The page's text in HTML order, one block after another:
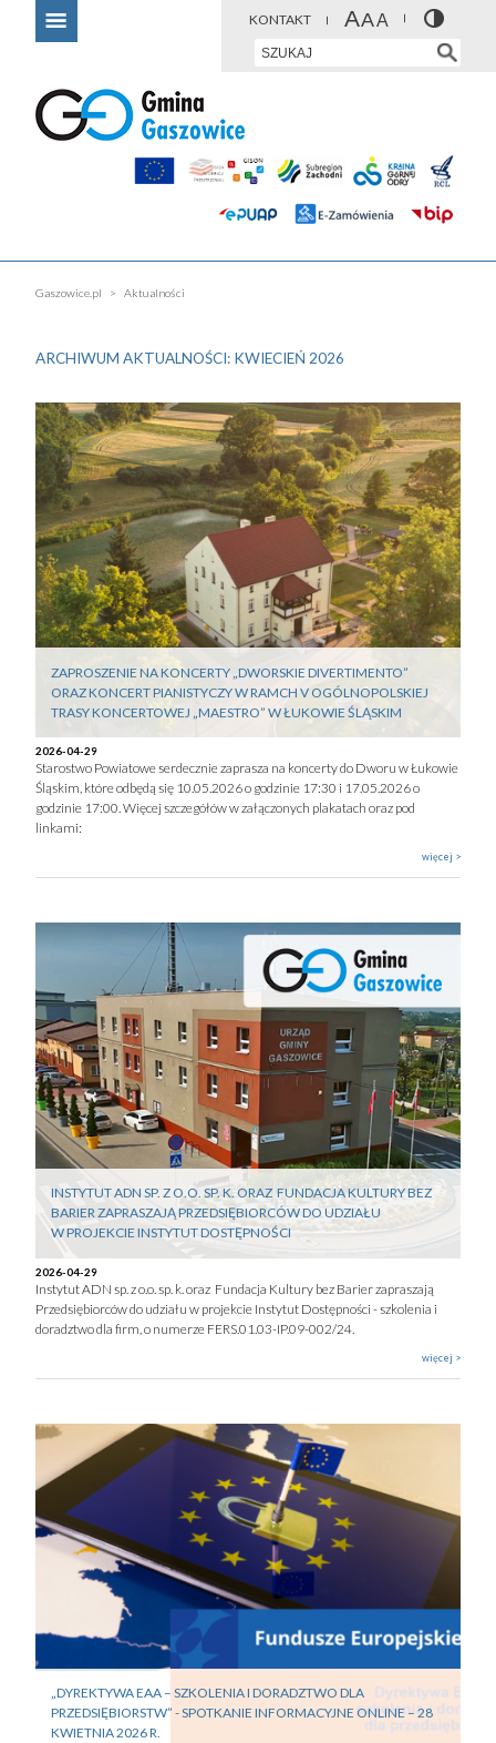
KONTAKT
Gaszowice.pl Aktualności
ARCHIWUM AKTUALNOŚCI: KWIECIEŃ 2026
ZAPROSZENIE NA KONCERTY „DWORSKIE DIVERTIMENTO”
ORAZ KONCERT PIANISTYCZY W RAMCH V OGÓLNOPOLSKIEJ
TRASY KONCERTOWEJ „MAESTRO” W ŁUKOWIE ŚLĄSKIM
2026-04-29
Starostwo Powiatowe serdecznie zaprasza na koncerty do Dworu w Łukowie
Śląskim, które odbędą się 10.05.2026 o godzinie 17:30 i 17.05.2026 o
godzinie 17:00. Więcej szczegółów w załączonych plakatach oraz pod
linkami:
więcej >
INSTYTUT ADN SP. Z O.O. SP. K. ORAZ FUNDACJA KULTURY BEZ
BARIER ZAPRASZAJĄ PRZEDSIĘBIORCÓW DO UDZIAŁU
W PROJEKCIE INSTYTUT DOSTĘPNOŚCI
2026-04-29
Instytut ADN sp. z o.o. sp. k. oraz Fundacja Kultury bez Barier zapraszają
Przedsiębiorców do udziału w projekcie Instytut Dostępności - szkolenia i
doradztwo dla firm, o numerze FERS.01.03-IP.09-002/24.
więcej >
„DYREKTYWA EAA – SZKOLENIA I DORADZTWO DLA
PRZEDSIĘBIORSTW” - SPOTKANIE INFORMACYJNE ONLINE – 28
KWIETNIA 2026 R.